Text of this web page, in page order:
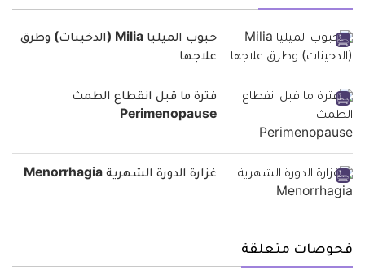
حبوب الميليا Milia (الدخينات) وطرق
علاجها
فترة ما قبل انقطاع الطمث
Perimenopause
غزارة الدورة الشهرية Menorrhagia
فحوصات متعلقة